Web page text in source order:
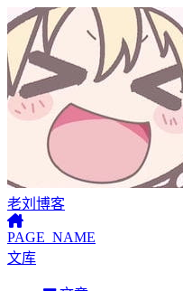
老刘博客
PAGE_NAME
文库